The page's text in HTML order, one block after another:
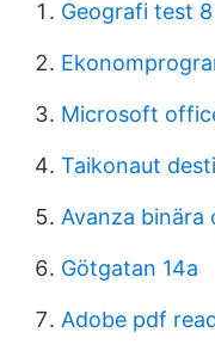
Geografi test
Microsoft
Taikonaut
Avanza binära
Götgatan 14a
Adobe pdf